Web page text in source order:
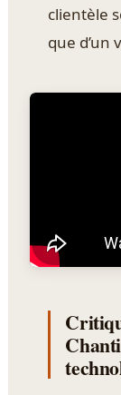
clientèle
que d’un